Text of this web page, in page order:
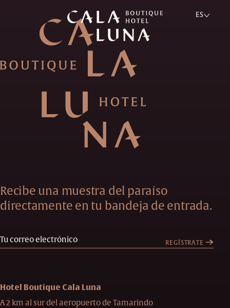
ES
Recibe una muestra del paraíso
directamente en tu bandeja de entrada.
REGÍSTRATE
Hotel Boutique Cala Luna
A 2 km al sur del aeropuerto de Tamarindo